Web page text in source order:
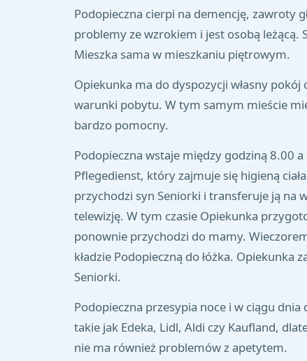
Podopieczna cierpi na demencję, zawroty
problemy ze wzrokiem i jest osobą leżącą.
Mieszka sama w mieszkaniu piętrowym.
Opiekunka ma do dyspozycji własny
warunki pobytu. W tym samym mieście
bardzo pomocny.
Podopieczna wstaje między godziną 8.00
Pflegedienst, który zajmuje się higieną
przychodzi syn Seniorki i transferuje ją na
telewizję. W tym czasie Opiekunka
ponownie przychodzi do mamy.
kładzie Podopieczną do łóżka.
Seniorki.
Podopieczna przesypia noce i w ciągu
takie jak Edeka, Lidl, Aldi czy Kaufland,
nie ma również problemów z apetytem.